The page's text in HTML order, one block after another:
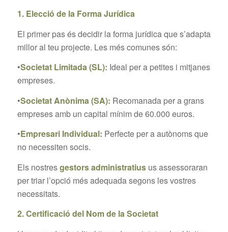
1. Elecció de la Forma Jurídica
El primer pas és decidir la forma jurídica que s’adapta
millor al teu projecte. Les més comunes són:
•Societat Limitada (SL): Ideal per a petites i mitjanes
empreses.
•Societat Anònima (SA): Recomanada per a grans
empreses amb un capital mínim de 60.000 euros.
•Empresari Individual: Perfecte per a autònoms que
no necessiten socis.
Els nostresgestors administratiusus assessoraran
per triar l’opció més adequada segons les vostres
necessitats.
2. Certificació del Nom de la Societat